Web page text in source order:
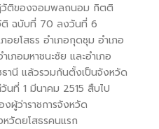
วัติของจอมพลถนอม กิตติ
ติ ฉบับที่ 70 ลงวันที่ 6
อยโสธร อำเภอกุดชุม อำเภอ
เภอมหาชนะชัย และอำเภอ
านี แล้วรวมกันตั้งเป็นจังหวัด
นที่ 1 มีนาคม 2515 สืบไป
ผู้ว่าราชการจังหวัด
หวัดยโสธรคนแรก